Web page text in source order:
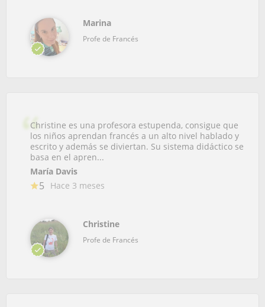
Marina
Profe de Francés
Christine es una profesora estupenda, consigue que
los niños aprendan francés a un alto nivel hablado y
escrito y además se diviertan. Su sistema didáctico se
basa en el apren...
María Davis
5 Hace 3 meses
Christine
Profe de Francés